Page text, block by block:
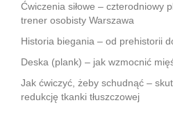
Ćwiczenia siłowe – czterodniowy
trener osobisty Warszawa
Historia biegania – od prehistorii
Deska (plank) – jak wzmocnić
Jak ćwiczyć, żeby schudnąć –
redukcję tkanki tłuszczowej